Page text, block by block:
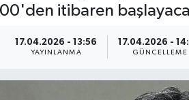
itibaren
17.04.2026 - 13:56
YAYINLANMA
17.04.2026 -
GÜNCELLEME